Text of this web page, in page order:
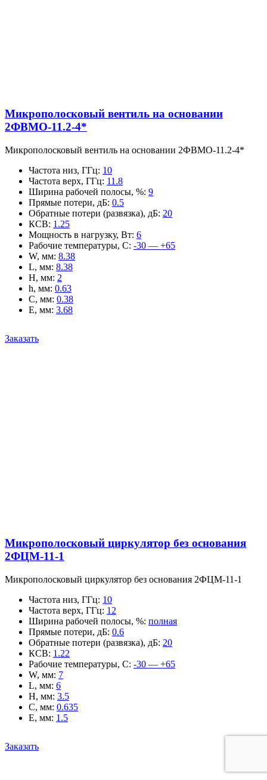
Микрополосковый вентиль на основании
2ФВМO-11.2-4*
Микрополосковый вентиль на основании 2ФВМO-11.2-4*
Частота низ, ГГц: 10
Частота верх, ГГц: 11.8
Ширина рабочей полосы, %: 9
Прямые потери, дБ: 0.5
Обратные потери (развязка), дБ: 20
КСВ: 1.25
Мощность в нагрузку, Вт: 6
Рабочие температуры, С: -30 — +65
W, мм: 8.38
L, мм: 8.38
H, мм: 2
h, мм: 0.63
C, мм: 0.38
E, мм: 3.68
Заказать
Микрополосковый циркулятор без основания
2ФЦМ-11-1
Микрополосковый циркулятор без основания 2ФЦМ-11-1
Частота низ, ГГц: 10
Частота верх, ГГц: 12
Ширина рабочей полосы, %: полная
Прямые потери, дБ: 0.6
Обратные потери (развязка), дБ: 20
КСВ: 1.22
Рабочие температуры, С: -30 — +65
W, мм: 7
L, мм: 6
H, мм: 3.5
C, мм: 0.635
E, мм: 1.5
Заказать